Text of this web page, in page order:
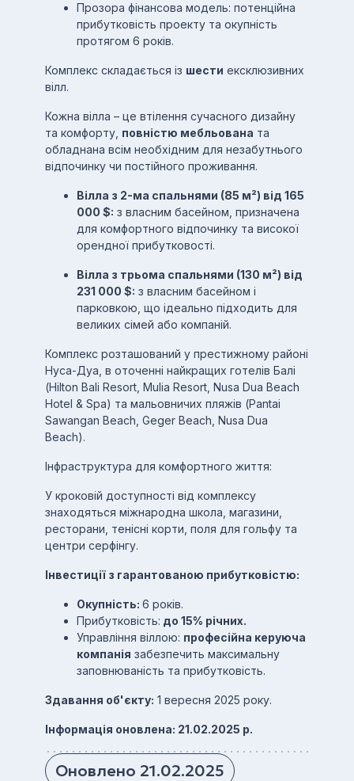
Прозора фінансова модель: потенційна
прибутковість проекту та окупність
протягом 6 років.
Комплекс складається із шести ексклюзивних
вілл.
Кожна вілла – це втілення сучасного дизайну
та комфорту, повністю мебльована та
обладнана всім необхідним для незабутнього
відпочинку чи постійного проживання.
Вілла з 2-ма спальнями (85 м²) від 165
000 $: з власним басейном, призначена
для комфортного відпочинку та високої
орендної прибутковості.
Вілла з трьома спальнями (130 м²) від
231 000 $: з власним басейном і
парковкою, що ідеально підходить для
великих сімей або компаній.
Комплекс розташований у престижному районі
Нуса-Дуа, в оточенні найкращих готелів Балі
(Hilton Bali Resort, Mulia Resort, Nusa Dua Beach
Hotel & Spa) та мальовничих пляжів (Pantai
Sawangan Beach, Geger Beach, Nusa Dua
Beach).
Інфраструктура для комфортного життя:
У кроковій доступності від комплексу
знаходяться міжнародна школа, магазини,
ресторани, тенісні корти, поля для гольфу та
центри серфінгу.
Інвестиції з гарантованою прибутковістю:
Окупність: 6 років.
Прибутковість: до 15% річних.
Управління віллою: професійна керуюча
компанія забезпечить максимальну
заповнюваність та прибутковість.
Здавання об'єкту: 1 вересня 2025 року.
Інформація оновлена: 21.02.2025 р.
Оновлено 21.02.2025